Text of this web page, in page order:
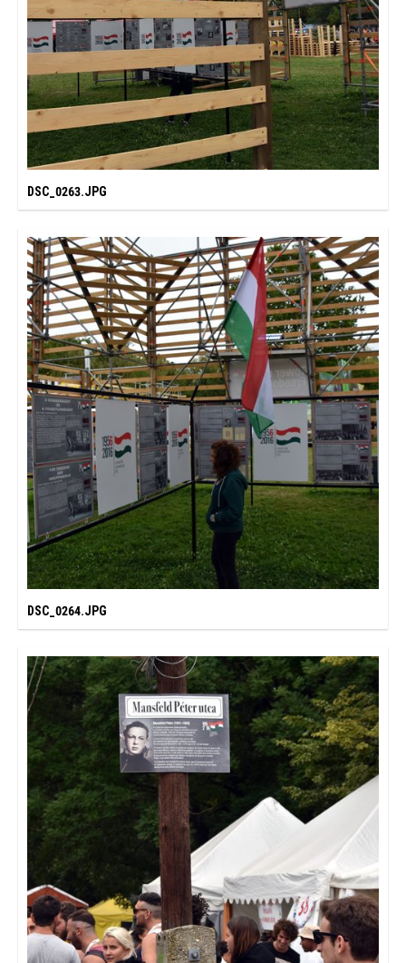
DSC_0263.JPG
DSC_0264.JPG